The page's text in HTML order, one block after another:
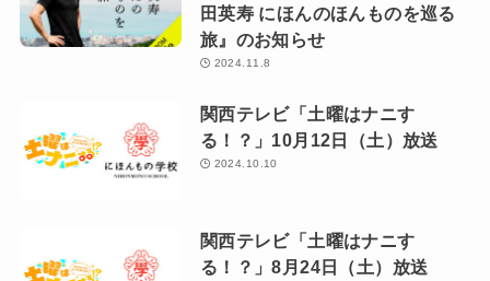
田英寿 にほんのほんものを巡る
旅』のお知らせ
2024.11.8
関西テレビ「土曜はナニす
る！？」10月12日（土）放送
2024.10.10
関西テレビ「土曜はナニす
る！？」8月24日（土）放送